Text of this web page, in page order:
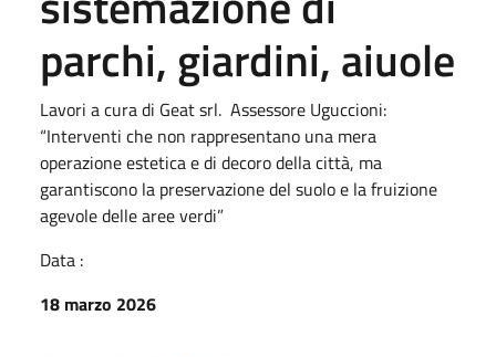
parchi, giardini, aiuole
Lavori a cura di Geat srl. Assessore Uguccioni:
“Interventi che non rappresentano una mera
operazione estetica e di decoro della città, ma
garantiscono la preservazione del suolo e la fruizione
agevole delle aree verdi”
Data :
18 marzo 2026